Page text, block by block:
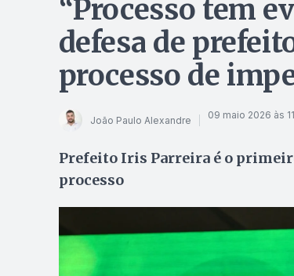
“Processo tem
defesa de
processo de
João Paulo Alexandre 09 maio 2026 às
Prefeito Iris Parreira é o
processo